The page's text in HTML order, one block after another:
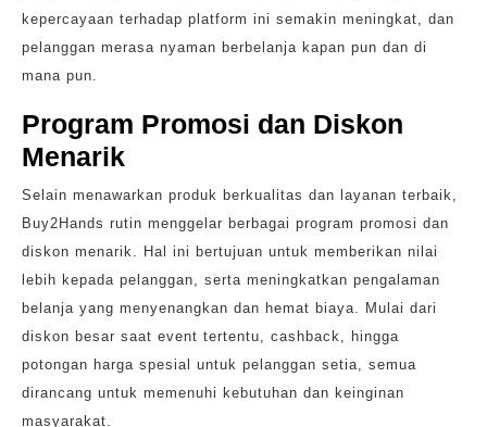
kepercayaan terhadap platform ini semakin meningkat, dan
pelanggan merasa nyaman berbelanja kapan pun dan di
mana pun.
Program Promosi dan Diskon
Menarik
Selain menawarkan produk berkualitas dan layanan terbaik,
Buy2Hands rutin menggelar berbagai program promosi dan
diskon menarik. Hal ini bertujuan untuk memberikan nilai
lebih kepada pelanggan, serta meningkatkan pengalaman
belanja yang menyenangkan dan hemat biaya. Mulai dari
diskon besar saat event tertentu, cashback, hingga
potongan harga spesial untuk pelanggan setia, semua
dirancang untuk memenuhi kebutuhan dan keinginan
masyarakat.